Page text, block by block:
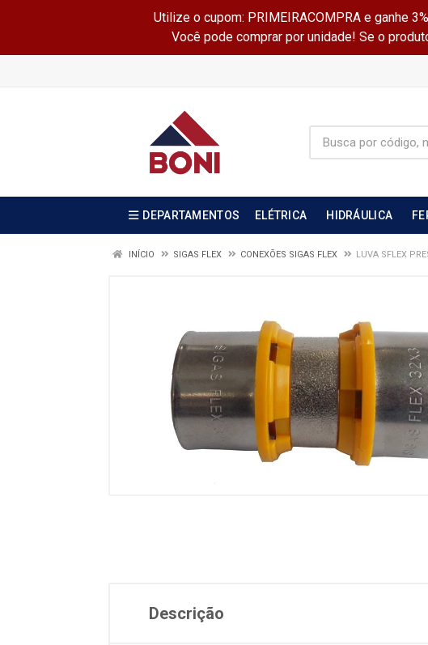
Utilize o cupom: PRIMEIRACOMPRA e ganhe
Você pode comprar por unidade! Se o
DEPARTAMENTOS ELÉTRICA HIDRÁULICA
INÍCIO SIGAS FLEX CONEXÕES SIGAS FLEX LUVA SFLEX
Descrição